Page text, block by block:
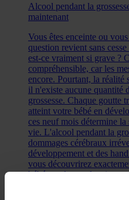
Alcool pendant la
maintenant
Vous êtes enceinte ou
question revient sans
est-ce vraiment si grave ?
compréhensible, car les
encore. Pourtant, la réalité
il n'existe aucune quantité
grossesse. Chaque goutte
atteint votre bébé en
ces neuf mois détermine
vie. L'alcool pendant la
dommages cérébraux
développement et des
vous découvrirez
bébé, quels sont les